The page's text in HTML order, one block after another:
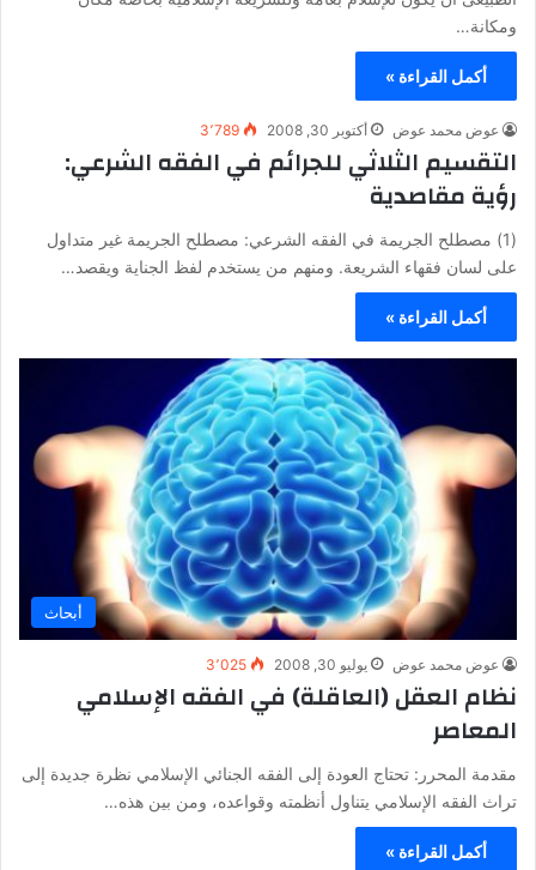
ومكانة…
أكمل القراءة »
عوض محمد عوض أكتوبر 30, 2008 3٬789
التقسيم الثلاثي للجرائم في الفقه الشرعي:
رؤية مقاصدية
(1) مصطلح الجريمة في الفقه الشرعي: مصطلح الجريمة غير متداول
على لسان فقهاء الشريعة. ومنهم من يستخدم لفظ الجناية ويقصد…
أكمل القراءة »
أبحاث
عوض محمد عوض يوليو 30, 2008 3٬025
نظام العقل (العاقلة) في الفقه الإسلامي
المعاصر
مقدمة المحرر: تحتاج العودة إلى الفقه الجنائي الإسلامي نظرة جديدة إلى
تراث الفقه الإسلامي يتناول أنظمته وقواعده، ومن بين هذه…
أكمل القراءة »